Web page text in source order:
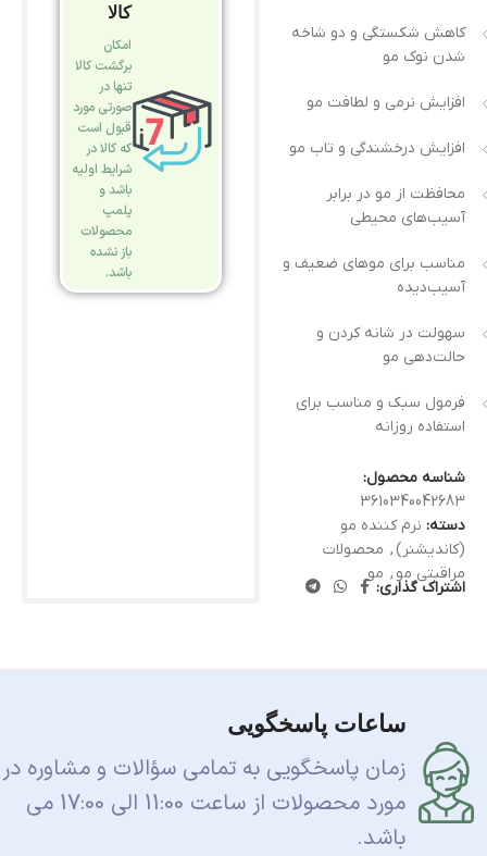
کاهش شکستگی و دو شاخه
شدن نوک مو
افزایش نرمی و لطافت مو
افزایش درخشندگی و تاب مو
محافظت از مو در برابر
آسیب‌های محیطی
مناسب برای موهای ضعیف و
آسیب‌دیده
سهولت در شانه کردن و
حالت‌دهی مو
فرمول سبک و مناسب برای
استفاده روزانه
شناسه محصول:
3610340042683
دسته: نرم کننده مو
(کاندیشنر), محصولات
مراقبتی مو , مو
اشتراک گذاری:
کالا
امکان
برگشت کالا
تنها در
صورتی مورد
قبول است
که کالا در
شرایط اولیه
باشد و
پلمپ
محصولات
باز نشده
باشد.
ساعات پاسخگویی
زمان پاسخگویی به تمامی سؤالات و مشاوره در
مورد محصولات از ساعت 11:00 الی 17:00 می
باشد.